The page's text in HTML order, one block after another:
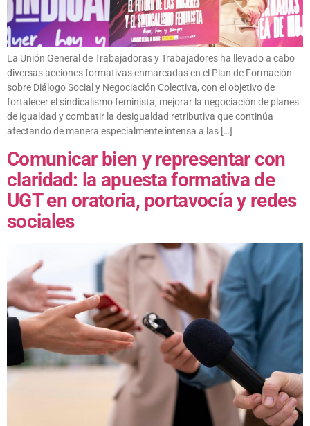
La Unión General de Trabajadoras y Trabajadores ha llevado a cabo
diversas acciones formativas enmarcadas en el Plan de Formación
sobre Diálogo Social y Negociación Colectiva, con el objetivo de
fortalecer el sindicalismo feminista, mejorar la negociación de planes
de igualdad y combatir la desigualdad retributiva que continúa
afectando de manera especialmente intensa a las […]
Comunicar bien y representar con
claridad: la apuesta formativa de
UGT en oratoria, portavocía y redes
sociales